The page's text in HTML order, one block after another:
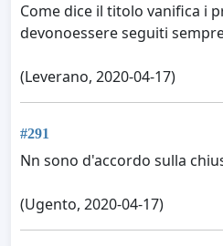
Come dice il titolo vanifica i
devonoessere seguiti
(Leverano, 2020-04-17)
#291
Nn sono d'accordo sulla
(Ugento, 2020-04-17)